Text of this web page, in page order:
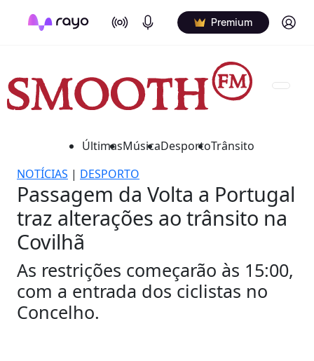
On Air Podcasts Premium Log in
ÚltimasMúsicaDesportoTrânsito
NOTÍCIAS | DESPORTO
Passagem da Volta a Portugal
traz alterações ao trânsito na
Covilhã
As restrições começarão às 15:00,
com a entrada dos ciclistas no
Concelho.